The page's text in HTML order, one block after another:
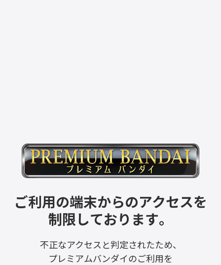
ご利用の端末からのアクセスを
制限しております。
不正なアクセスと判定されたため、
プレミアムバンダイのご利用を